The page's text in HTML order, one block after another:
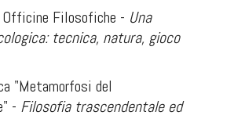
Filosofiche - Una
tecnica, natura, gioco
"Metamorfosi del
- Filosofia trascendentale ed